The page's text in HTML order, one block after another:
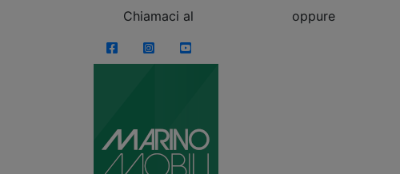
Chiamaci al oppure
FacebookInstagramYouTube